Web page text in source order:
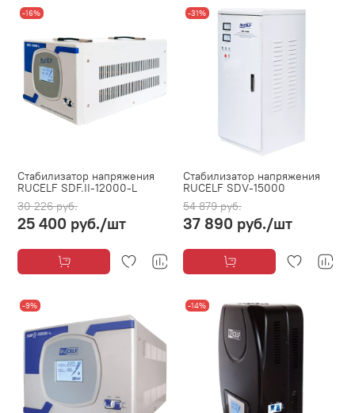
-16%
Стабилизатор напряжения
RUCELF SDF.II-12000-L
30 226 руб.
25 400 руб./шт
-31%
Стабилизатор напряжения
RUCELF SDV-15000
54 879 руб.
37 890 руб./шт
-9% -14%